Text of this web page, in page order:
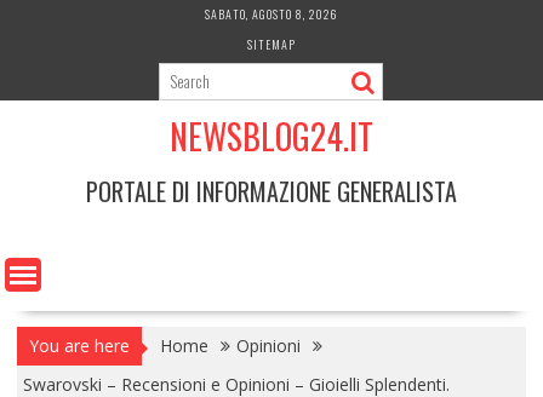
SABATO, AGOSTO 8, 2026
SITEMAP
NEWSBLOG24.IT
PORTALE DI INFORMAZIONE GENERALISTA
You are here Home
Opinioni
Swarovski – Recensioni e Opinioni – Gioielli Splendenti.